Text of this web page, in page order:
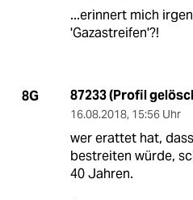
...erinnert mich
'Gazastreifen'?!
8G 87233 (Profil
16.08.2018, 15:56 Uhr
wer erattet hat,
bestreiten würde,
40 Jahren.